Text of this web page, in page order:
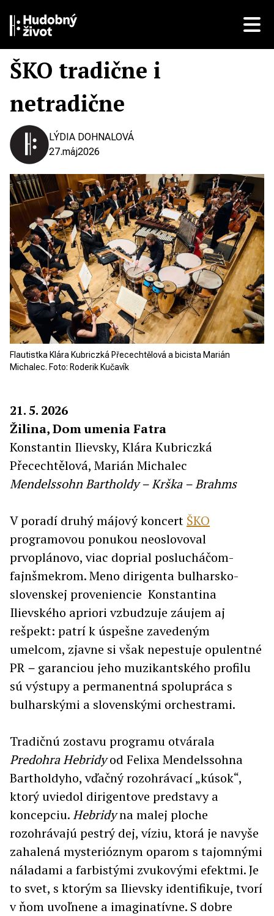
ŠKO tradične i
netradične
LÝDIA DOHNALOVÁ
27.máj2026
Flautistka Klára Kubriczká Přecechtělová a bicista Marián
Michalec. Foto: Roderik Kučavík
21. 5. 2026
Žilina, Dom umenia Fatra
Konstantin Ilievsky, Klára Kubriczká
Přecechtělová, Marián Michalec
Mendelssohn Bartholdy – Krška – Brahms
V poradí druhý májový koncert ŠKO
programovou ponukou neoslovoval
prvoplánovo, viac doprial poslucháčom-
fajnšmekrom. Meno dirigenta bulharsko-
slovenskej proveniencie Konstantina
Ilievského apriori vzbudzuje záujem aj
rešpekt: patrí k úspešne zavedeným
umelcom, zjavne si však nepestuje opulentné
PR – garanciou jeho muzikantského profilu
sú výstupy a permanentná spolupráca s
bulharskými a slovenskými orchestrami.
Tradičnú zostavu programu otvárala
Predohra Hebridyod Felixa Mendelssohna
Bartholdyho, vďačný rozohrávací „kúsok“,
ktorý uviedol dirigentove predstavy a
koncepciu.Hebridyna malej ploche
rozohrávajú pestrý dej, víziu, ktorá je navyše
zahalená mysterióznym oparom s tajomnými
náladami a farbistými zvukovými efektmi. Je
to svet, s ktorým sa Ilievsky identifikuje, tvorí
v ňom uvoľnene a imaginatívne. S dobre